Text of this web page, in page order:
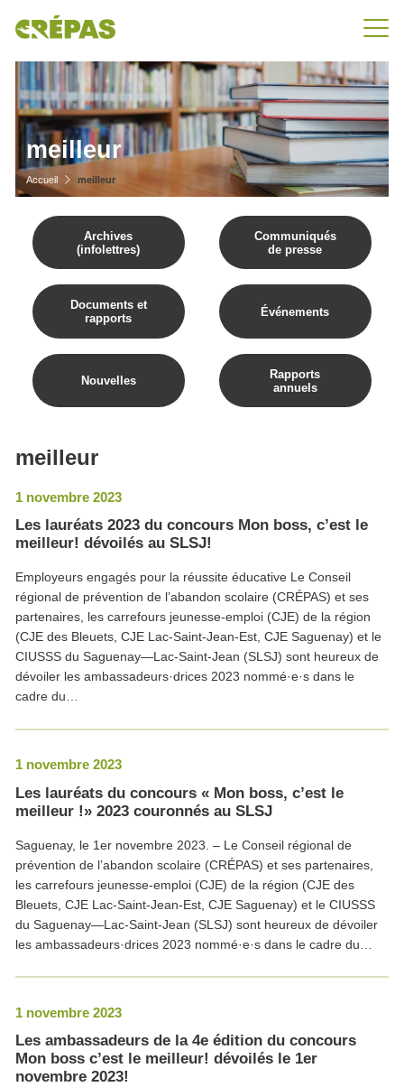
meilleur
Accueil meilleur
Archives
(infolettres)
Communiqués
de presse
Documents et
rapports
Événements
Nouvelles
Rapports
annuels
meilleur
1 novembre 2023
Les lauréats 2023 du concours Mon boss, c’est le
meilleur! dévoilés au SLSJ!
Employeurs engagés pour la réussite éducative Le Conseil
régional de prévention de l’abandon scolaire (CRÉPAS) et ses
partenaires, les carrefours jeunesse-emploi (CJE) de la région
(CJE des Bleuets, CJE Lac-Saint-Jean-Est, CJE Saguenay) et le
CIUSSS du Saguenay—Lac-Saint-Jean (SLSJ) sont heureux de
dévoiler les ambassadeurs·drices 2023 nommé·e·s dans le
cadre du…
1 novembre 2023
Les lauréats du concours « Mon boss, c’est le
meilleur !» 2023 couronnés au SLSJ
Saguenay, le 1er novembre 2023. – Le Conseil régional de
prévention de l’abandon scolaire (CRÉPAS) et ses partenaires,
les carrefours jeunesse-emploi (CJE) de la région (CJE des
Bleuets, CJE Lac-Saint-Jean-Est, CJE Saguenay) et le CIUSSS
du Saguenay—Lac-Saint-Jean (SLSJ) sont heureux de dévoiler
les ambassadeurs·drices 2023 nommé·e·s dans le cadre du…
1 novembre 2023
Les ambassadeurs de la 4e édition du concours
Mon boss c’est le meilleur! dévoilés le 1er
novembre 2023!